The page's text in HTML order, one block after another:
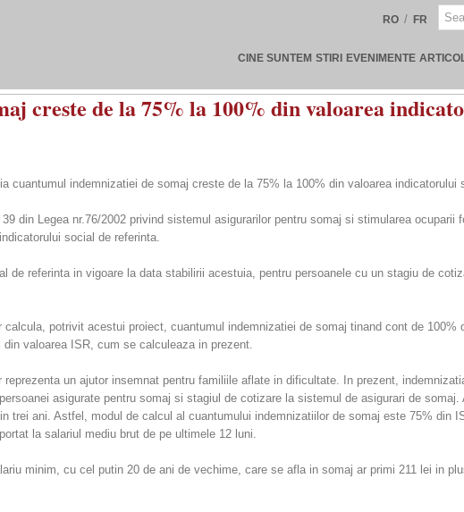
RO / FR
CINE SUNTEM STIRI EVENIMENTE
creste de la 75% la 100% din valoarea
cuantumul indemnizatiei de somaj creste de la 75% la 100% din valoarea indicatorului
din Legea nr.76/2002 privind sistemul asigurarilor pentru somaj si stimularea ocuparii
social de referinta.
de referinta in vigoare la data stabilirii acestuia, pentru persoanele cu un stagiu de
potrivit acestui proiect, cuantumul indemnizatiei de somaj tinand cont de 100%
valoarea ISR, cum se calculeaza in prezent.
un ajutor insemnat pentru familiile aflate in dificultate. In prezent,
asigurate pentru somaj si stagiul de cotizare la sistemul de asigurari de
trei ani. Astfel, modul de calcul al cuantumului indemnizatiilor de somaj este 75% din
la salariul mediu brut de pe ultimele 12 luni.
minim, cu cel putin 20 de ani de vechime, care se afla in somaj ar primi 211 lei in